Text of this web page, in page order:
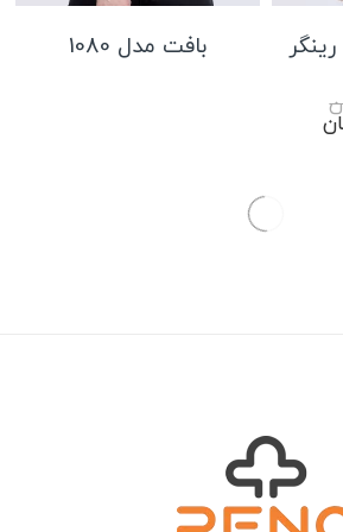
قیمت
بافت مدل 1080